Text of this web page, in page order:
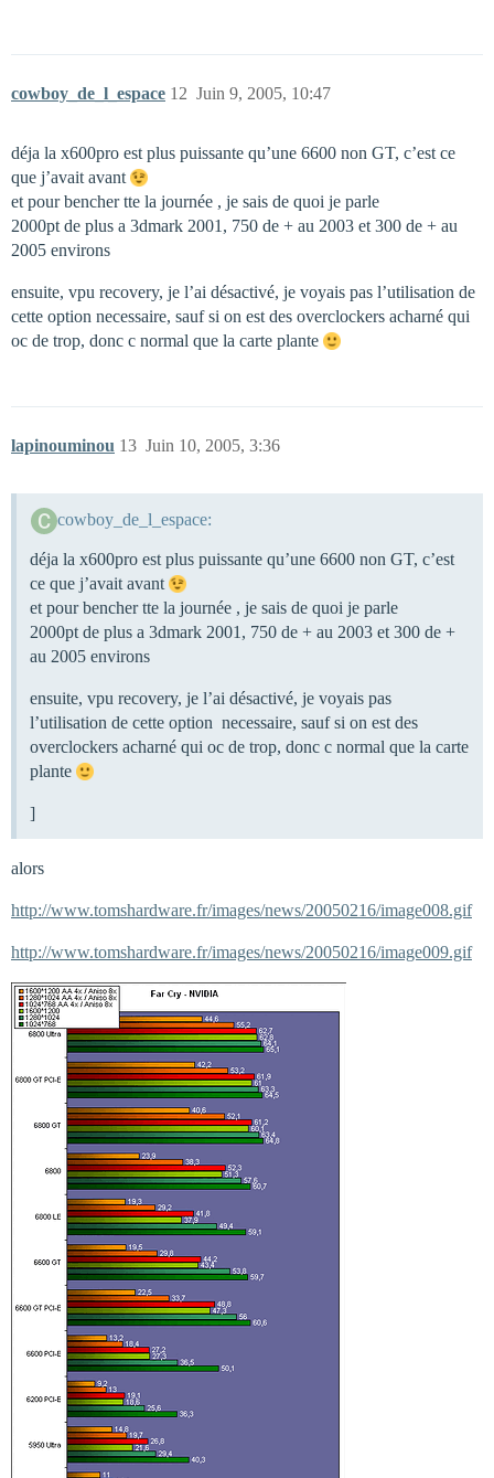
cowboy_de_l_espace Juin 9, 2005, 10:47
12
déja la x600pro est plus puissante qu’une 6600 non GT, c’est ce
que j’avait avant
et pour bencher tte la journée , je sais de quoi je parle
2000pt de plus a 3dmark 2001, 750 de + au 2003 et 300 de + au
2005 environs
ensuite, vpu recovery, je l’ai désactivé, je voyais pas l’utilisation de
cette option necessaire, sauf si on est des overclockers acharné qui
oc de trop, donc c normal que la carte plante
lapinouminou Juin 10, 2005, 3:36
13
cowboy_de_l_espace:
déja la x600pro est plus puissante qu’une 6600 non GT, c’est
ce que j’avait avant
et pour bencher tte la journée , je sais de quoi je parle
2000pt de plus a 3dmark 2001, 750 de + au 2003 et 300 de +
au 2005 environs
ensuite, vpu recovery, je l’ai désactivé, je voyais pas
l’utilisation de cette option necessaire, sauf si on est des
overclockers acharné qui oc de trop, donc c normal que la carte
plante
]
alors
http://www.tomshardware.fr/images/news/20050216/image008.gif
http://www.tomshardware.fr/images/news/20050216/image009.gif